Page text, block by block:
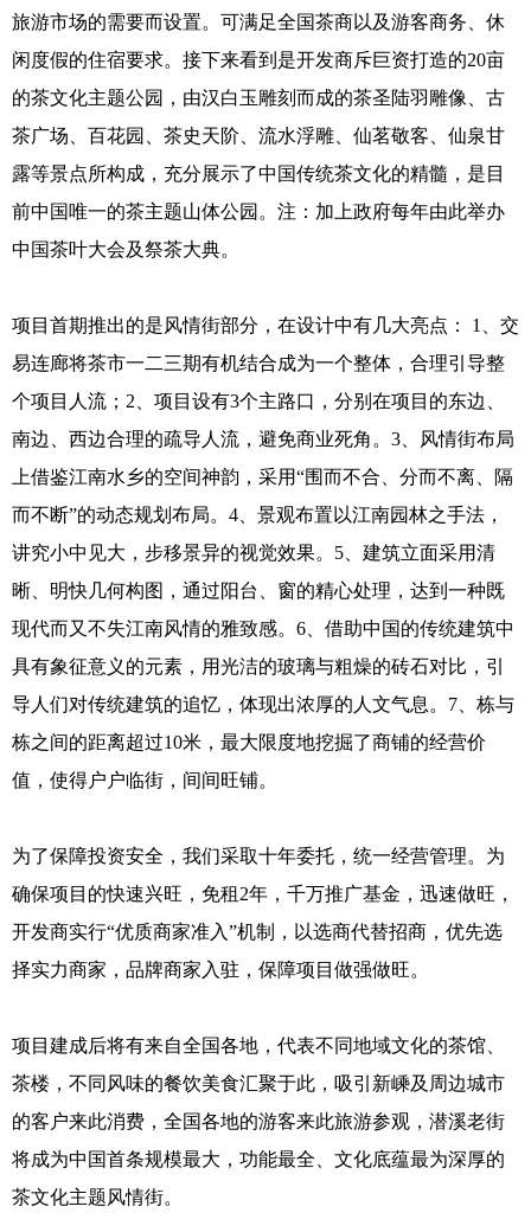
旅游市场的需要而设置。可满足全国茶商以及游客商务、休
闲度假的住宿要求。接下来看到是开发商斥巨资打造的20亩
的茶文化主题公园，由汉白玉雕刻而成的茶圣陆羽雕像、古
茶广场、百花园、茶史天阶、流水浮雕、仙茗敬客、仙泉甘
露等景点所构成，充分展示了中国传统茶文化的精髓，是目
前中国唯一的茶主题山体公园。注：加上政府每年由此举办
中国茶叶大会及祭茶大典。
项目首期推出的是风情街部分，在设计中有几大亮点： 1、交
易连廊将茶市一二三期有机结合成为一个整体，合理引导整
个项目人流；2、项目设有3个主路口，分别在项目的东边、
南边、西边合理的疏导人流，避免商业死角。3、风情街布局
上借鉴江南水乡的空间神韵，采用“围而不合、分而不离、隔
而不断”的动态规划布局。4、景观布置以江南园林之手法，
讲究小中见大，步移景异的视觉效果。5、建筑立面采用清
晰、明快几何构图，通过阳台、窗的精心处理，达到一种既
现代而又不失江南风情的雅致感。6、借助中国的传统建筑中
具有象征意义的元素，用光洁的玻璃与粗燥的砖石对比，引
导人们对传统建筑的追忆，体现出浓厚的人文气息。7、栋与
栋之间的距离超过10米，最大限度地挖掘了商铺的经营价
值，使得户户临街，间间旺铺。
为了保障投资安全，我们采取十年委托，统一经营管理。为
确保项目的快速兴旺，免租2年，千万推广基金，迅速做旺，
开发商实行“优质商家准入”机制，以选商代替招商，优先选
择实力商家，品牌商家入驻，保障项目做强做旺。
项目建成后将有来自全国各地，代表不同地域文化的茶馆、
茶楼，不同风味的餐饮美食汇聚于此，吸引新嵊及周边城市
的客户来此消费，全国各地的游客来此旅游参观，潜溪老街
将成为中国首条规模最大，功能最全、文化底蕴最为深厚的
茶文化主题风情街。